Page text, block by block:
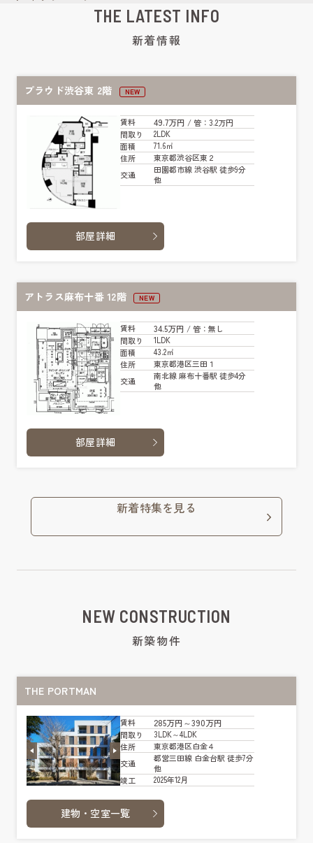
THE LATEST INFO
新着情報
プラウド渋谷東 2階 NEW
賃料 49.7万円 / 管：3.2万円
間取り
2LDK
面積
71.6㎡
住所
東京都渋谷区東２
交通
田園都市線 渋谷駅 徒歩9分
他
部屋詳細
アトラス麻布十番 12階 NEW
賃料 34.5万円 / 管：無し
間取り
1LDK
面積
43.2㎡
住所
東京都港区三田１
交通
南北線 麻布十番駅 徒歩4分
他
部屋詳細
新着特集を見る
NEW CONSTRUCTION
新築物件
THE PORTMAN
賃料 285万円～390万円
間取り
3LDK～4LDK
住所
東京都港区白金４
交通
都営三田線 白金台駅 徒歩7分
他
竣工
2025年12月
建物・空室一覧